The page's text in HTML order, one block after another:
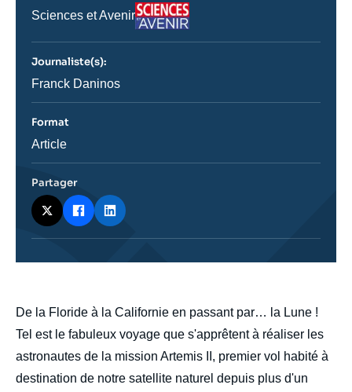
body
De la Floride à la Californie en passant par… la Lune !
Tel est le fabuleux voyage que s'apprêtent à réaliser les
astronautes de la mission Artemis II, premier vol habité à
destination de notre satellite naturel depuis plus d'un
Nom
journal,
ou
émission
Sciences et Avenir
Logo
Journaliste(s):
Journaliste
Franck Daninos
Format
Catégorie
Article
Partager